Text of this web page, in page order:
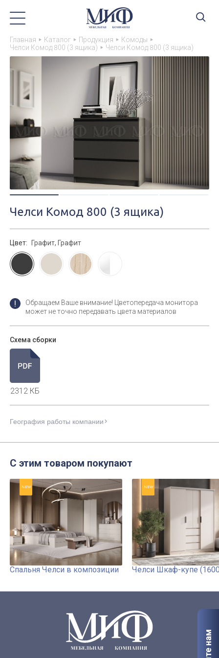
Главная Каталог Продукция
Комоды
Челси Комод 800 (3 ящика)
Челси Комод 800 (3 ящика)
Челси Комод 800 (3 ящика)
Цвет: Графит, Графит
Обращаем Ваше внимание! Цветопередача монитора
может не точно передавать цвета материалов
Схема сборки
2312 КБ
География работы компании
С этим товаром покупают
NEW
Спальня Челси в композиции
NEW
Челси Шкаф-купе